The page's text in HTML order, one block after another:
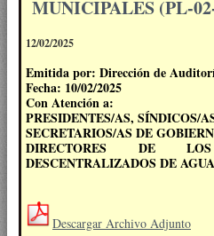
MUNICIPALES (PL-
12/02/2025
Emitida por: Dirección de
Fecha: 10/02/2025
Con Atención a:
PRESIDENTES/AS, SÍNDICOS/
SECRETARIOS/AS DE
DIRECTORES DE LOS
DESCENTRALIZADOS DE
Descargar Archivo Adjunto